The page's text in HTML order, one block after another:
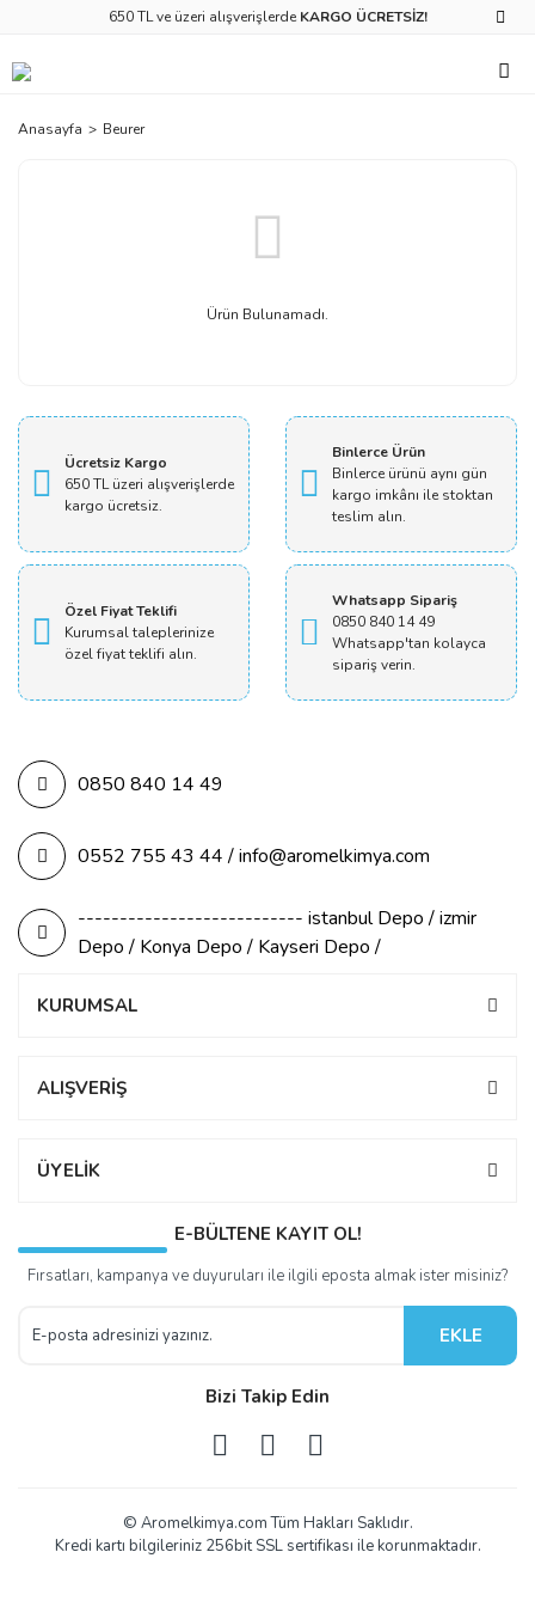
650 TL ve üzeri alışverişlerde KARGO ÜCRETSİZ!
Anasayfa Beurer
Ürün Bulunamadı.
Ücretsiz Kargo
650 TL üzeri alışverişlerde
kargo ücretsiz.
Binlerce Ürün
Binlerce ürünü aynı gün
kargo imkânı ile stoktan
teslim alın.
Özel Fiyat Teklifi
Kurumsal taleplerinize
özel fiyat teklifi alın.
Whatsapp Sipariş
0850 840 14 49
Whatsapp'tan kolayca
sipariş verin.
0850 840 14 49
0552 755 43 44 / info@aromelkimya.com
--------------------------- istanbul Depo / izmir
Depo / Konya Depo / Kayseri Depo /
KURUMSAL
ALIŞVERİŞ
ÜYELİK
E-BÜLTENE KAYIT OL!
Fırsatları, kampanya ve duyuruları ile ilgili eposta almak ister misiniz?
EKLE
Bizi Takip Edin
© Aromelkimya.com Tüm Hakları Saklıdır.
Kredi kartı bilgileriniz 256bit SSL sertifikası ile korunmaktadır.